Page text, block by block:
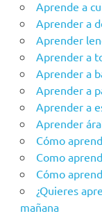
Aprende a
Aprender a
Aprender
Aprender a
Aprender a
Aprender a
Aprender a
Aprender
Cómo
Como
Cómo
¿Quieres
mañana